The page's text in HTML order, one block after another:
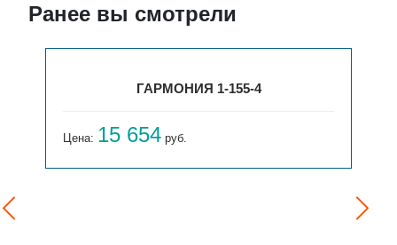
Ранее вы смотрели
ГАРМОНИЯ 1-155-4
Цена: 15 654 руб.